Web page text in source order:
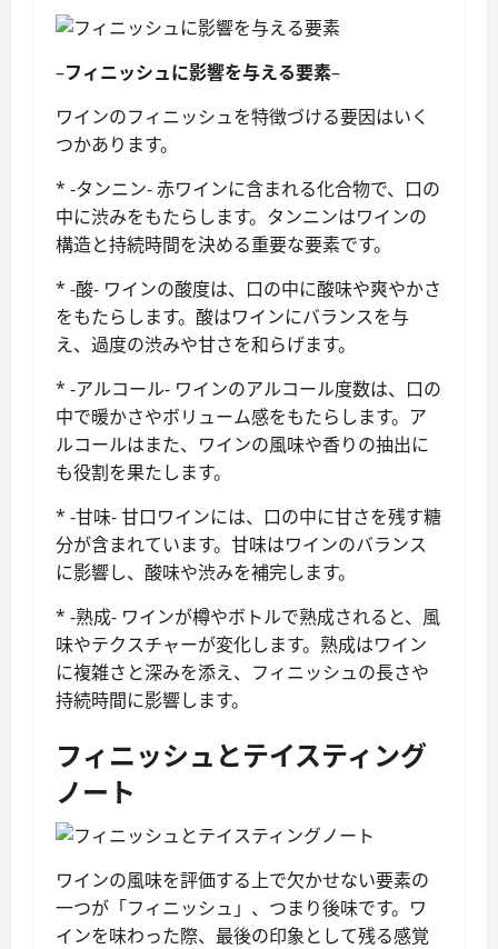
–フィニッシュに影響を与える要素–
ワインのフィニッシュを特徴づける要因はいく
つかあります。
* -タンニン- 赤ワインに含まれる化合物で、口の
中に渋みをもたらします。タンニンはワインの
構造と持続時間を決める重要な要素です。
* -酸- ワインの酸度は、口の中に酸味や爽やかさ
をもたらします。酸はワインにバランスを与
え、過度の渋みや甘さを和らげます。
* -アルコール- ワインのアルコール度数は、口の
中で暖かさやボリューム感をもたらします。ア
ルコールはまた、ワインの風味や香りの抽出に
も役割を果たします。
* -甘味- 甘口ワインには、口の中に甘さを残す糖
分が含まれています。甘味はワインのバランス
に影響し、酸味や渋みを補完します。
* -熟成- ワインが樽やボトルで熟成されると、風
味やテクスチャーが変化します。熟成はワイン
に複雑さと深みを添え、フィニッシュの長さや
持続時間に影響します。
フィニッシュとテイスティング
ノート
ワインの風味を評価する上で欠かせない要素の
一つが「フィニッシュ」、つまり後味です。ワ
インを味わった際、最後の印象として残る感覚